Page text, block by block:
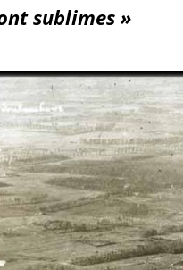
sublimes »